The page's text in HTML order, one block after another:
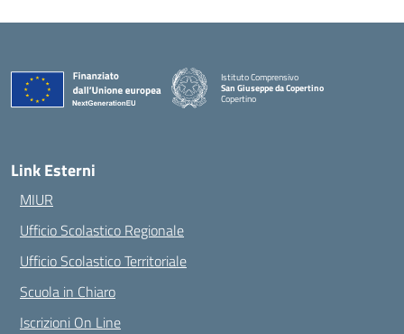
Istituto Comprensivo
San Giuseppe da Copertino
Copertino
— Visita la pagina iniziale della scuola
Link Esterni
MIUR
Ufficio Scolastico Regionale
Ufficio Scolastico Territoriale
Scuola in Chiaro
Iscrizioni On Line